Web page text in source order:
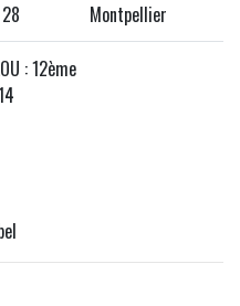
28 Montpellier
: 12ème